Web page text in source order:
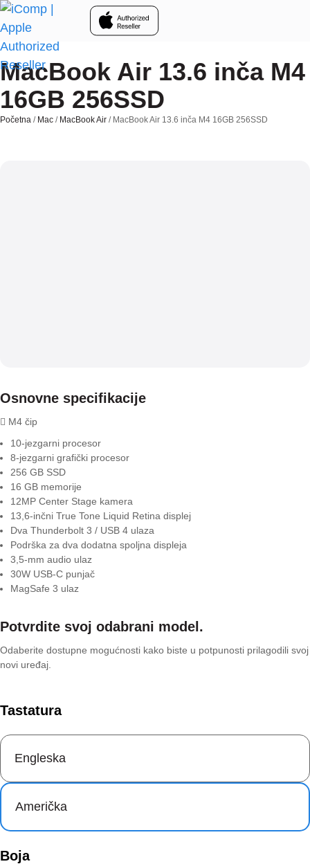
Skip to main content
MacBook Air 13.6 inča M4
16GB 256SSD
Početna / Mac / MacBook Air / MacBook Air 13.6 inča M4 16GB 256SSD
Osnovne specifikacije
 M4 čip
10-jezgarni procesor
8-jezgarni grafički procesor
256 GB SSD
16 GB memorije
12MP Center Stage kamera
13,6-inčni True Tone Liquid Retina displej
Dva Thunderbolt 3 / USB 4 ulaza
Podrška za dva dodatna spoljna displeja
3,5-mm audio ulaz
30W USB-C punjač
MagSafe 3 ulaz
Potvrdite svoj odabrani model.
Odaberite dostupne mogućnosti kako biste u potpunosti prilagodili svoj
novi uređaj.
Tastatura
Engleska
Američka
Boja